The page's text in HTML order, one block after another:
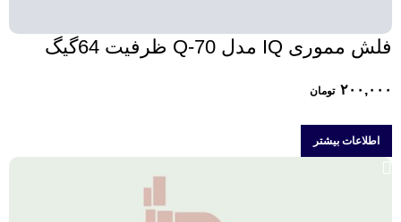
فلش مموری IQ مدل Q-70 ظرفیت 64گیگ
۲۰۰,۰۰۰ تومان
اطلاعات بیشتر